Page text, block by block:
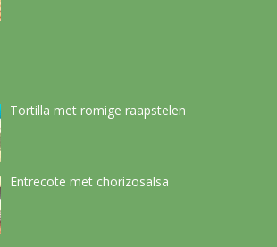
Tortilla met romige raapstelen
Entrecote met chorizosalsa